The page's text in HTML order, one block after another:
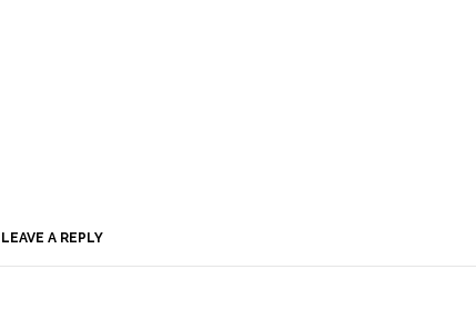
LEAVE A REPLY